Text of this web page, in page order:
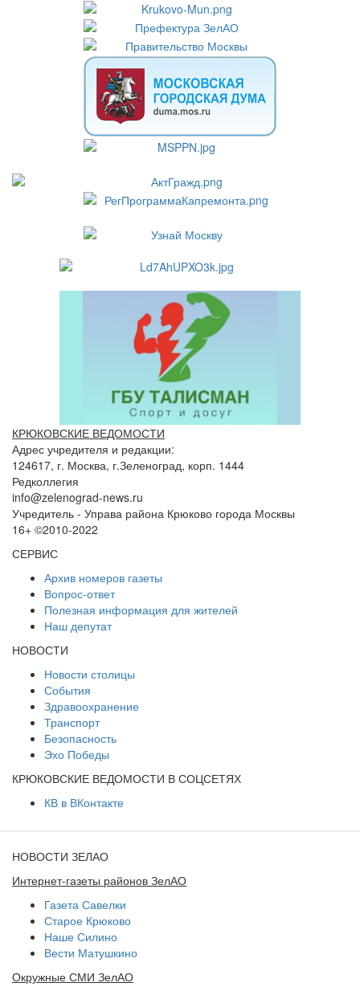
КРЮКОВСКИЕ ВЕДОМОСТИ
Адрес учредителя и редакции:
124617, г. Москва, г.Зеленоград, корп. 1444
Редколлегия
info@zelenograd-news.ru
Учредитель - Управа района Крюково города Москвы
16+ ©2010-2022
СЕРВИС
Архив номеров газеты
Вопрос-ответ
Полезная информация для жителей
Наш депутат
НОВОСТИ
Новости столицы
События
Здравоохранение
Транспорт
Безопасность
Эхо Победы
КРЮКОВСКИЕ ВЕДОМОСТИ В СОЦСЕТЯХ
КВ в ВКонтакте
НОВОСТИ ЗЕЛАО
Интернет-газеты районов ЗелАО
Газета Савелки
Старое Крюково
Наше Силино
Вести Матушкино
Окружные СМИ ЗелАО